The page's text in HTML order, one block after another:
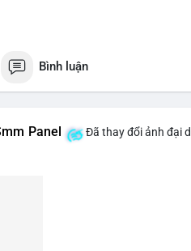
Bình luận
Panel Đã thay đổi ảnh đại